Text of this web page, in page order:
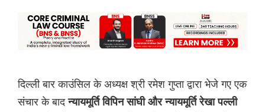
दिल्ली बार काउंसिल के अध्यक्ष श्री रमेश गुप्ता द्वारा भेजे गए एक
संचार के बादन्यायमूर्ति विपिन सांघी और न्यायमूर्ति रेखा पल्ली